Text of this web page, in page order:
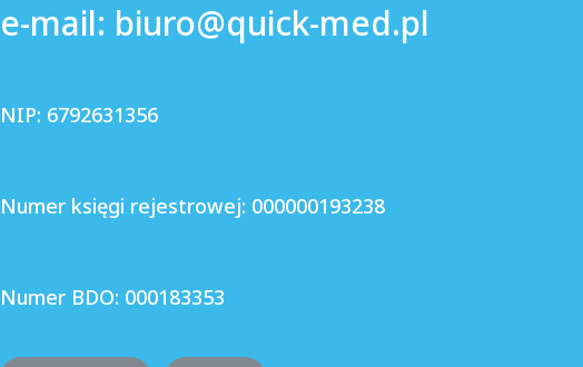
e-mail: biuro@quick-med.pl
NIP: 6792631356
Numer księgi rejestrowej: 000000193238
Numer BDO: 000183353